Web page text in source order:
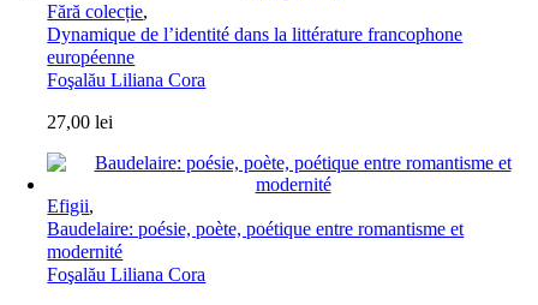
Fără colecție,
Dynamique de l’identité dans la littérature francophone
européenne
Foşalău Liliana Cora
27,00lei
Efigii,
Baudelaire: poésie, poète, poétique entre romantisme et
modernité
Foşalău Liliana Cora